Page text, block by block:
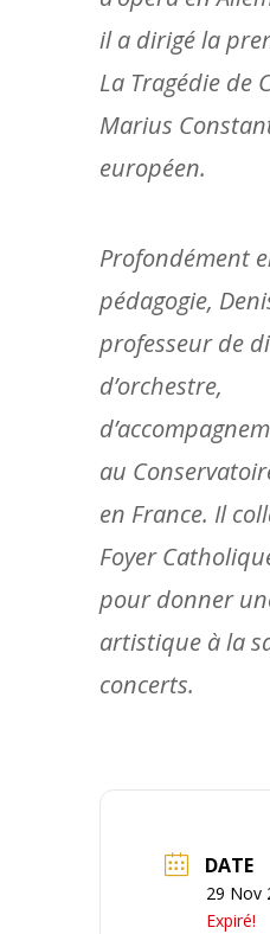
il a dirigé la
La Tragédie de
Marius
européen.
Profondément
pédagogie,
professeur de
d’orchestre,
au
en France. Il
Foyer
pour donner
artistique à la
concerts.
DATE
29 Nov
Expiré!